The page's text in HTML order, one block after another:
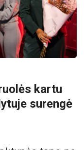
kartu
surengė